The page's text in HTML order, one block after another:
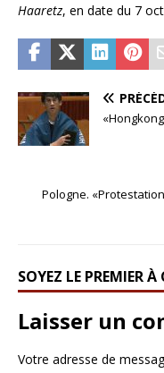
Haaretz, en date du 7
Pologne.
SOYEZ LE PREMIER
Laisser un
Votre adresse de